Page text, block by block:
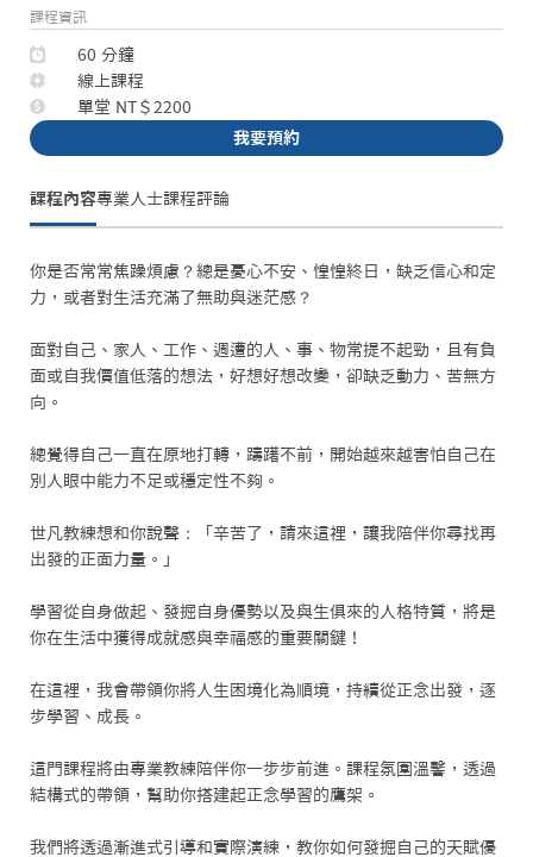
課程資訊
60 分鐘
線上課程
單堂 NT＄2200
我要預約
課程內容專業人士課程評論
你是否常常焦躁煩慮？總是憂心不安、惶惶終日，缺乏信心和定
力，或者對生活充滿了無助與迷茫感？
面對自己、家人、工作、週遭的人、事、物常提不起勁，且有負
面或自我價值低落的想法，好想好想改變，卻缺乏動力、苦無方
向。
總覺得自己一直在原地打轉，躊躇不前，開始越來越害怕自己在
別人眼中能力不足或穩定性不夠。
世凡教練想和你說聲：「辛苦了，請來這裡，讓我陪伴你尋找再
出發的正面力量。」
學習從自身做起、發掘自身優勢以及與生俱來的人格特質，將是
你在生活中獲得成就感與幸福感的重要關鍵！
在這裡，我會帶領你將人生困境化為順境，持續從正念出發，逐
步學習、成長。
這門課程將由專業教練陪伴你一步步前進。課程氛圍溫馨，透過
結構式的帶領，幫助你搭建起正念學習的鷹架。
我們將透過漸進式引導和實際演練，教你如何發掘自己的天賦優